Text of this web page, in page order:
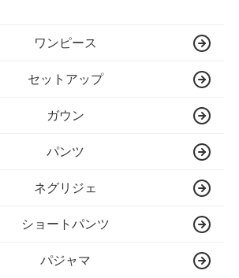
ワンピース
セットアップ
ガウン
パンツ
ネグリジェ
ショートパンツ
パジャマ